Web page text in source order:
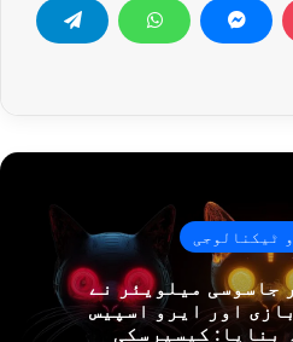
ٹیکنالوجی
جاسوسی میلویئر نے
اور ایرو اسپیس
بنایا: کیسپرسکی